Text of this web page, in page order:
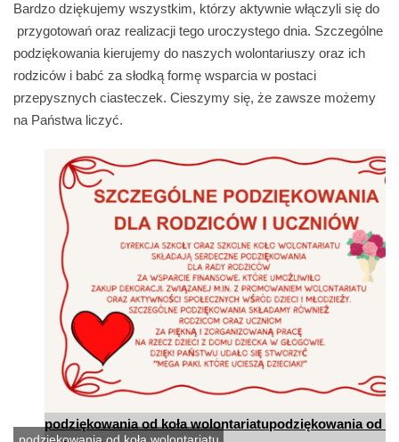
Bardzo dziękujemy wszystkim, którzy aktywnie włączyli się do
przygotowań oraz realizacji tego uroczystego dnia. Szczególne
podziękowania kierujemy do naszych wolontariuszy oraz ich
rodziców i babć za słodką formę wsparcia w postaci
przepysznych ciasteczek. Cieszymy się, że zawsze możemy
na Państwa liczyć.
podziękowania od koła wolontariatupodziękowania od